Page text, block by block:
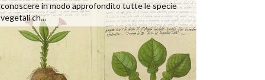
conoscere in modo approfondito tutte le specie
vegetali ch...